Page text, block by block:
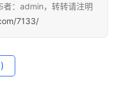
者：admin，转转请注明
7133/